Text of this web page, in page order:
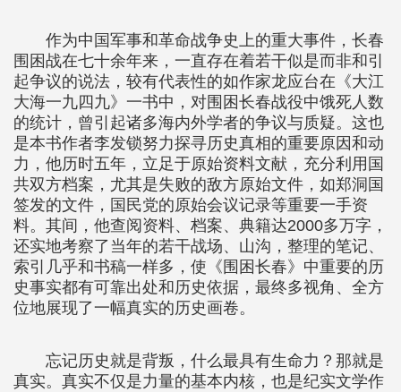
作为中国军事和革命战争史上的重大事件，长春
围困战在七十余年来，一直存在着若干似是而非和引
起争议的说法，较有代表性的如作家龙应台在《大江
大海一九四九》一书中，对围困长春战役中饿死人数
的统计，曾引起诸多海内外学者的争议与质疑。这也
是本书作者李发锁努力探寻历史真相的重要原因和动
力，他历时五年，立足于原始资料文献，充分利用国
共双方档案，尤其是失败的敌方原始文件，如郑洞国
签发的文件，国民党的原始会议记录等重要一手资
料。其间，他查阅资料、档案、典籍达2000多万字，
还实地考察了当年的若干战场、山沟，整理的笔记、
索引几乎和书稿一样多，使《围困长春》中重要的历
史事实都有可靠出处和历史依据，最终多视角、全方
位地展现了一幅真实的历史画卷。
忘记历史就是背叛，什么最具有生命力？那就是
真实。真实不仅是力量的基本内核，也是纪实文学作